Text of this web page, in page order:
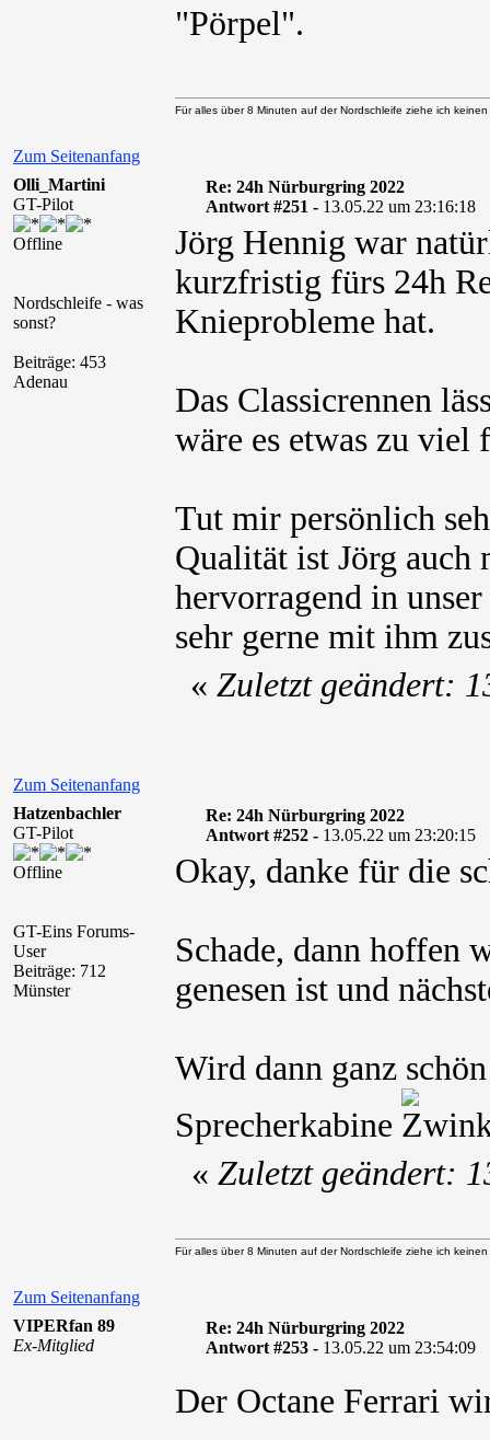
"Pörpel".
Zum Seitenanfang
Für alles über 8 Minuten auf der Nordschleife ziehe ich keinen
Olli_Martini
GT-Pilot
Offline
Nordschleife - was
sonst?
Beiträge: 453
Adenau
Re: 24h Nürburgring 2022
Antwort #251 - 13.05.22 um 23:16:18
Jörg Hennig war
kurzfristig fürs 24h
Knieprobleme hat.
Das Classicrennen
wäre es etwas zu viel
Tut mir persönlich
Qualität ist Jörg auch
hervorragend in
sehr gerne mit ihm
Zum Seitenanfang
« Zuletzt geändert:
Hatzenbachler
GT-Pilot
Offline
GT-Eins Forums-
User
Beiträge: 712
Münster
Re: 24h Nürburgring 2022
Antwort #252 - 13.05.22 um 23:20:15
Okay, danke für die
Schade, dann hoffen
genesen ist und
Wird dann ganz
Sprecherkabine
Zum Seitenanfang
« Zuletzt geändert:
Für alles über 8 Minuten auf der Nordschleife ziehe ich keinen
VIPERfan 89
Ex-Mitglied
Re: 24h Nürburgring 2022
Antwort #253 - 13.05.22 um 23:54:09
Der Octane Ferrari